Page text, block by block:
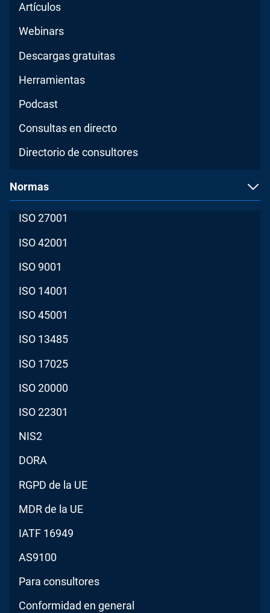
Artículos
Webinars
Descargas gratuitas
Herramientas
Podcast
Consultas en directo
Directorio de consultores
Normas
ISO 27001
ISO 42001
ISO 9001
ISO 14001
ISO 45001
ISO 13485
ISO 17025
ISO 20000
ISO 22301
NIS2
DORA
RGPD de la UE
MDR de la UE
IATF 16949
AS9100
Para consultores
Conformidad en general